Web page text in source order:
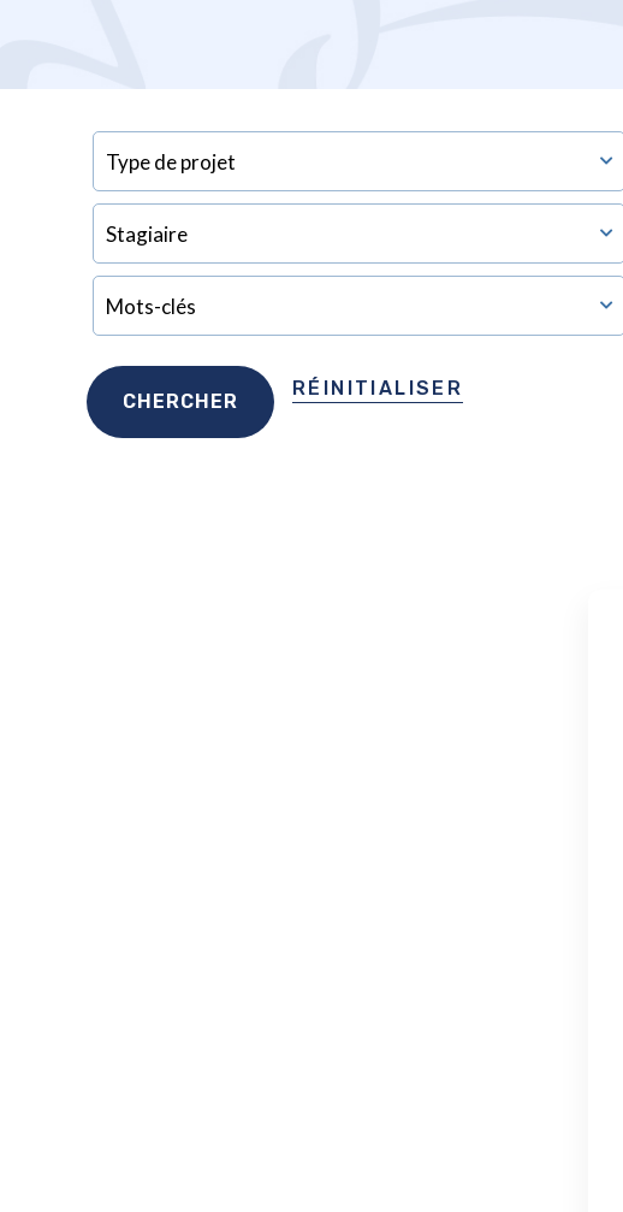
RÉINITIALISER